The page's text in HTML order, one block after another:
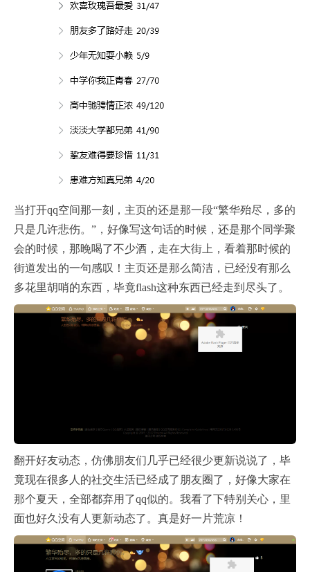
当打开qq空间那一刻，主页的还是那一段“繁华殆尽，多的
只是几许悲伤。”，好像写这句话的时候，还是那个同学聚
会的时候，那晚喝了不少酒，走在大街上，看着那时候的
街道发出的一句感叹！主页还是那么简洁，已经没有那么
多花里胡哨的东西，毕竟flash这种东西已经走到尽头了。
翻开好友动态，仿佛朋友们几乎已经很少更新说说了，毕
竟现在很多人的社交生活已经成了朋友圈了，好像大家在
那个夏天，全部都弃用了qq似的。我看了下特别关心，里
面也好久没有人更新动态了。真是好一片荒凉！